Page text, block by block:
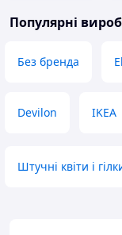
Популярні
Без бренда
Devilon IKEA
Штучні квіти і